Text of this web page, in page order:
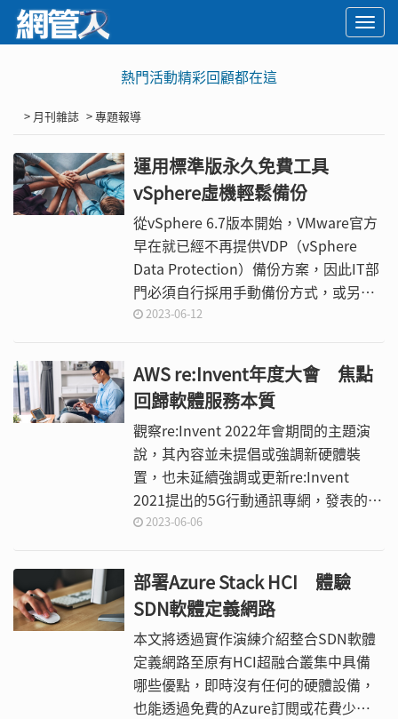
熱門活動精彩回顧都在這
> 月刊雜誌 > 專題報導
運用標準版永久免費工具
vSphere虛機輕鬆備份
從vSphere 6.7版本開始，VMware官方
早在就已經不再提供VDP（vSphere
Data Protection）備份方案，因此IT部
門必須自行採用手動備份方式，或另尋
求適用的第三方解決方案。面對沒有內
理人員可採用AOMEI Cyber Backup備
份方案來因應。
2023-06-12
AWS re:Invent年度大會 焦點
回歸軟體服務本質
觀察re:Invent 2022年會期間的主題演
說，其內容並未提倡或強調新硬體裝
置，也未延續強調或更新re:Invent
2021提出的5G行動通訊專網，發表的重
點在於資料統合管理、資料分析，並有
貫徹自主晶片的長期策略，以及其他隨
服務發展而有的更新。
2023-06-06
部署Azure Stack HCI 體驗
SDN軟體定義網路
本文將透過實作演練介紹整合SDN軟體
定義網路至原有HCI超融合叢集中具備
哪些優點，即時沒有任何的硬體設備，
也能透過免費的Azure訂閱或花費少許